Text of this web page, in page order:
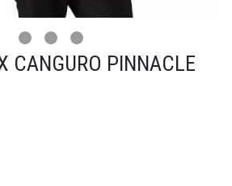
CANGURO PINNACLE